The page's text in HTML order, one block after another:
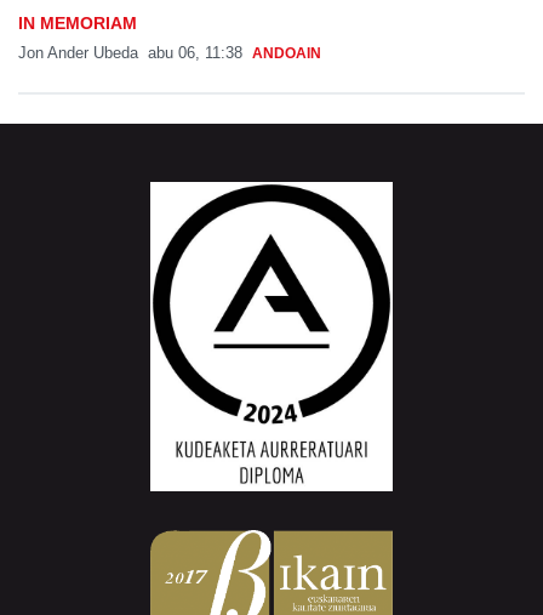
IN MEMORIAM
Jon Ander Ubeda abu 06, 11:38 ANDOAIN